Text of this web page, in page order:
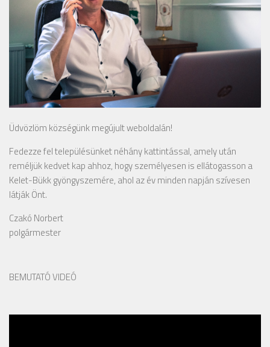
Üdvözlöm községünk megújult weboldalán!
Fedezze fel településünket néhány kattintással, amely után
reméljük kedvet kap ahhoz, hogy személyesen is ellátogasson a
Kelet-Bükk gyöngyszemére, ahol az év minden napján szívesen
látják Önt.
Czakó Norbert
polgármester
BEMUTATÓ VIDEÓ